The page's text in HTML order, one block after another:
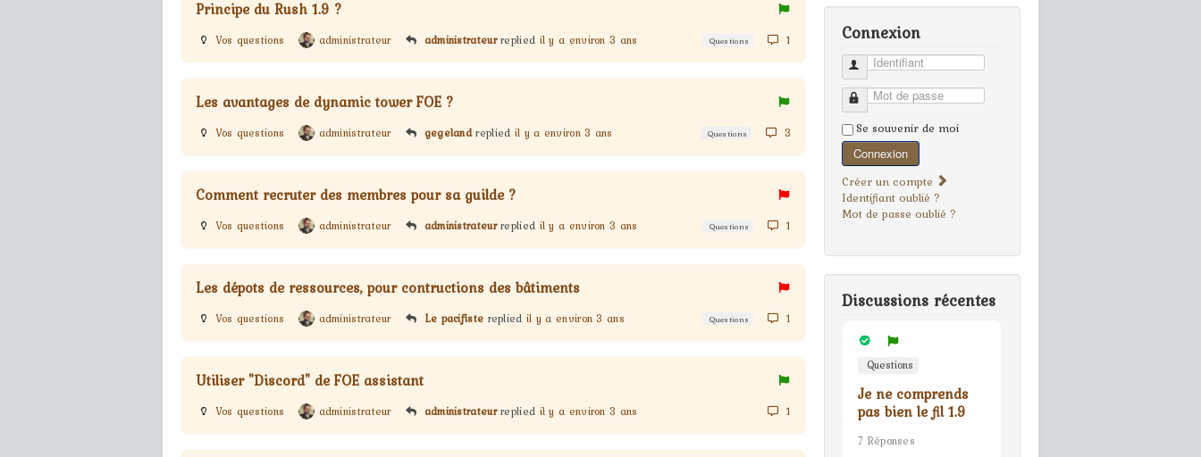
Principe du Rush 1.9 ?
Vos questions administrateur administrateur replied il y a environ 3 ans Questions 1
Les avantages de dynamic tower FOE ?
Vos questions administrateur gegeland replied il y a environ 3 ans Questions 3
Comment recruter des membres pour sa guilde ?
Vos questions administrateur administrateur replied il y a environ 3 ans Questions 1
Les dépots de ressources, pour contructions des bâtiments
Vos questions administrateur Le pacifiste replied il y a environ 3 ans Questions 1
Utiliser "Discord" de FOE assistant
Vos questions administrateur administrateur replied il y a environ 3 ans 1
Connexion
Identifiant
Mot de passe
Se souvenir de moi
Connexion
Créer un compte
Identifiant oublié ?
Mot de passe oublié ?
Discussions récentes
Questions
Je ne comprends
pas bien le fil 1.9
7 Réponses